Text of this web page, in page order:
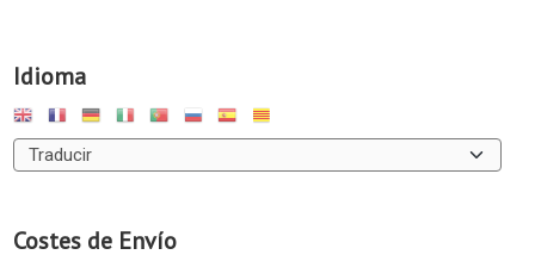
Idioma
Costes de Envío